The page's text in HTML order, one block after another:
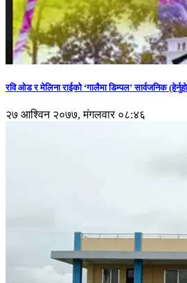
रवि ओड र मेलिना राईको ‘गालैमा डिम्पल’ सार्वजनिक
२७ आश्विन २०७७, मंगलवार ०८:४६